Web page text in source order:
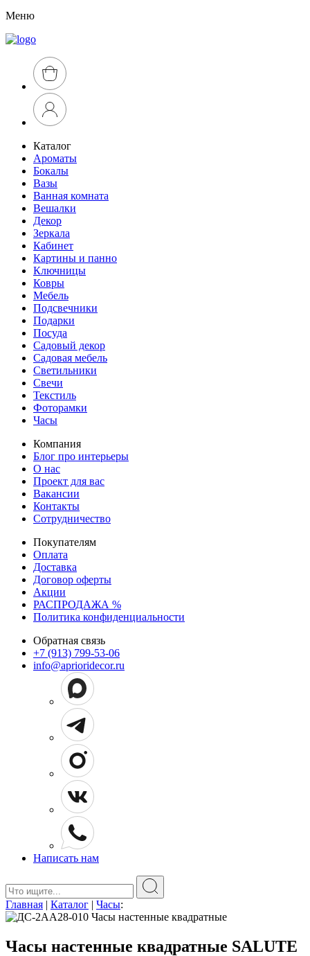
Меню
Каталог
Ароматы
Бокалы
Вазы
Ванная комната
Вешалки
Декор
Зеркала
Кабинет
Картины и панно
Ключницы
Ковры
Мебель
Подсвечники
Подарки
Посуда
Садовый декор
Садовая мебель
Светильники
Свечи
Текстиль
Фоторамки
Часы
Компания
Блог про интерьеры
О нас
Проект для вас
Вакансии
Контакты
Сотрудничество
Покупателям
Оплата
Доставка
Договор оферты
Акции
РАСПРОДАЖА %
Политика конфиденциальности
Обратная связь
+7 (913) 799-53-06
info@aprioridecor.ru
Написать нам
Главная | Каталог | Часы:
Часы настенные квадратные SALUTE